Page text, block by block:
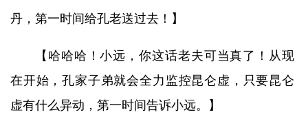
丹，第一时间给孔老送过去！】
【哈哈哈！小远，你这话老夫可当真了！从现
在开始，孔家子弟就会全力监控昆仑虚，只要昆仑
虚有什么异动，第一时间告诉小远。】